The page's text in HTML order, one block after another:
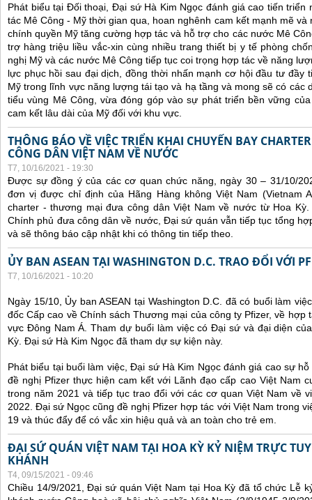
Phát biểu tại Đối thoại, Đại sứ Hà Kim Ngọc đánh giá cao tiến triển
tác Mê Công - Mỹ thời gian qua, hoan nghênh cam kết mạnh mẽ
chính quyền Mỹ tăng cường hợp tác và hỗ trợ cho các nước Mê
trợ hàng triệu liều vắc-xin cùng nhiều trang thiết bị y tế phòng
nghị Mỹ và các nước Mê Công tiếp tục coi trọng hợp tác về năng
lực phục hồi sau đại dịch, đồng thời nhấn mạnh cơ hội đầu tư đầy
Mỹ trong lĩnh vực năng lượng tái tạo và hạ tầng và mong sẽ có các
tiểu vùng Mê Công, vừa đóng góp vào sự phát triển bền vững
cam kết lâu dài của Mỹ đối với khu vực.
THÔNG BÁO VỀ VIỆC TRIỂN KHAI CHUYẾN BAY
CÔNG DÂN VIỆT NAM VỀ NƯỚC
T7, 10/16/2021 - 19:30
Được sự đồng ý của các cơ quan chức năng, ngày 30 – 31/10/
đơn vị được chỉ định của Hãng Hàng không Việt Nam (Vietnam
charter - thương mại đưa công dân Việt Nam về nước từ Hoa
Chính phủ đưa công dân về nước, Đại sứ quán vẫn tiếp tục tổng
và sẽ thông báo cập nhật khi có thông tin tiếp theo.
ỦY BAN ASEAN TẠI WASHINGTON D.C. TRAO ĐỔI VỚI
T7, 10/16/2021 - 10:20
Ngày 15/10, Ủy ban ASEAN tại Washington D.C. đã có buổi làm
đốc Cấp cao về Chính sách Thương mại của công ty Pfizer, về hợp
vực Đông Nam Á. Tham dự buổi làm việc có Đại sứ và đại diện
Kỳ. Đại sứ Hà Kim Ngọc đã tham dự sự kiện này.
Phát biểu tại buổi làm việc, Đại sứ Hà Kim Ngọc đánh giá cao sự
đề nghị Pfizer thực hiện cam kết với Lãnh đạo cấp cao Việt Nam
trong năm 2021 và tiếp tục trao đổi với các cơ quan Việt Nam về
2022. Đại sứ Ngọc cũng đề nghị Pfizer hợp tác với Việt Nam trong
19 và thúc đẩy để có vắc xin hiệu quả và an toàn cho trẻ em.
ĐẠI SỨ QUÁN VIỆT NAM TẠI HOA KỲ KỶ NIỆM TRỰC
KHÁNH
T4, 09/15/2021 - 09:46
Chiều 14/9/2021, Đại sứ quán Việt Nam tại Hoa Kỳ đã tổ chức Lễ